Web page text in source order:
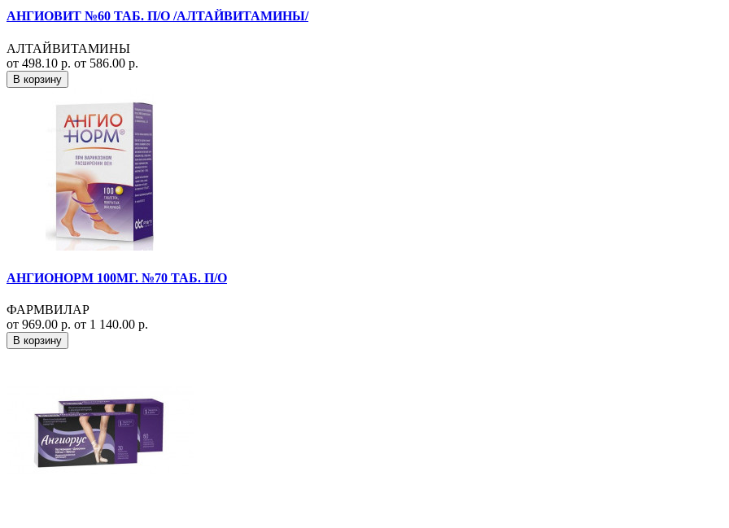
АНГИОВИТ №60 ТАБ. П/О /АЛТАЙВИТАМИНЫ/
АЛТАЙВИТАМИНЫ
от 498.10 р. от 586.00 р.
В корзину
АНГИОНОРМ 100МГ. №70 ТАБ. П/О
ФАРМВИЛАР
от 969.00 р. от 1 140.00 р.
В корзину